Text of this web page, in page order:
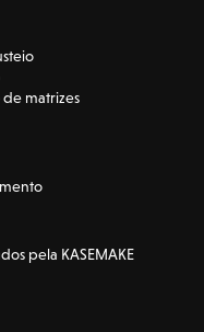
matrizes
pela KASEMAKE